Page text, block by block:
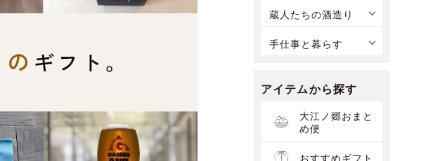
蔵人たちの酒造り
手仕事と暮らす
アイテムから探す
大江ノ郷おまと
め便
おすすめギフト